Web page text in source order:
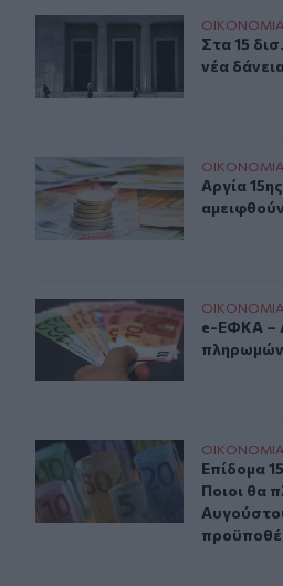
Στα 15 δισ. ευρώ ο στόχος για
ΟΙΚΟΝΟΜΙΑ
Στα 15
Στα 15
νέα
Αργία 15ης Αυγούστου: Πώς
ΟΙΚΟΝΟΜΙΑ
Αργία
Αργία
e-ΕΦΚΑ – ΔΥΠΑ: Ο «χάρτης»
ΟΙΚΟΝΟΜΙΑ
e-ΕΦΚΑ –
e-ΕΦΚΑ –
Επίδομα 150 ευρώ ανά παιδί:
ΟΙΚΟΝΟΜΙΑ
Επίδομα
Επίδομα
Ποιοι θα